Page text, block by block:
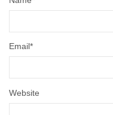
Email*
Website